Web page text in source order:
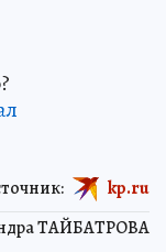
ТАЙБАТРОВА
kp.ru